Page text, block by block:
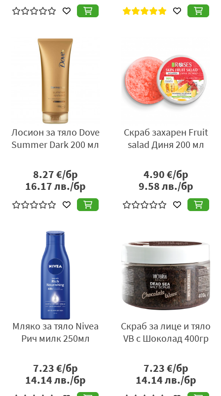
Лосион за тяло Dove
Summer Dark 200 мл
8.27€/бр
16.17лв./бр
Скраб захарен Fruit
salad Диня 200 мл
4.90€/бр
9.58лв./бр
Мляко за тяло Nivea
Рич милк 250мл
7.23€/бр
14.14лв./бр
Скраб за лице и тяло
VB с Шоколад 400гр
7.23€/бр
14.14лв./бр